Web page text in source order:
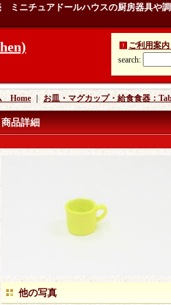
ミニチュアドールハウスの厨房器具や
ご利用案
search:
Home お皿・マグカップ・給食食器：
商品詳細
他の写真